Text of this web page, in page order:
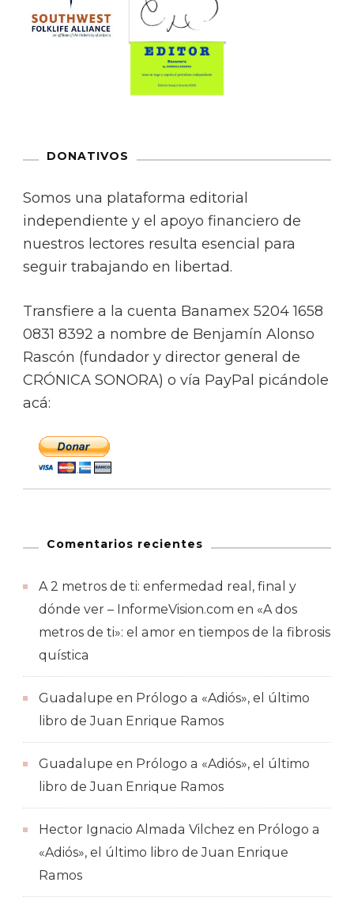
DONATIVOS
Somos una plataforma editorial
independiente y el apoyo financiero de
nuestros lectores resulta esencial para
seguir trabajando en libertad.
Transfiere a la cuenta Banamex 5204 1658
0831 8392 a nombre de Benjamín Alonso
Rascón (fundador y director general de
CRÓNICA SONORA) o vía PayPal picándole
acá:
Comentarios recientes
A 2 metros de ti: enfermedad real, final y
dónde ver – InformeVision.com en «A dos
metros de ti»: el amor en tiempos de la fibrosis
quística
Guadalupe en Prólogo a «Adiós», el último
libro de Juan Enrique Ramos
Guadalupe en Prólogo a «Adiós», el último
libro de Juan Enrique Ramos
Hector Ignacio Almada Vilchez en Prólogo a
«Adiós», el último libro de Juan Enrique
Ramos